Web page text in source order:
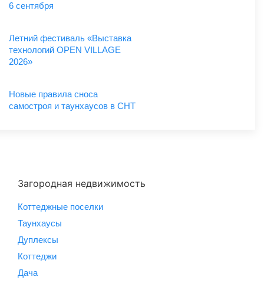
6 сентября
Летний фестиваль «Выставка
технологий OPEN VILLAGE
2026»
Новые правила сноса
самостроя и таунхаусов в СНТ
Загородная недвижимость
Коттеджные поселки
Таунхаусы
Дуплексы
Коттеджи
Дача